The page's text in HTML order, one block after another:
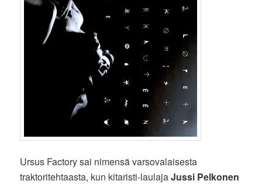
Ursus Factory sai nimensä varsovalaisesta
traktoritehtaasta, kun kitaristi-laulajaJussi Pelkonen